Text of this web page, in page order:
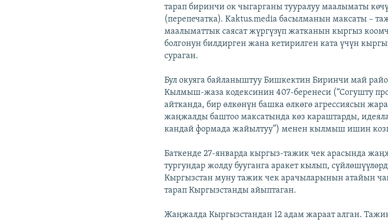
тарап биринчи ок чыгарганы тууралуу маалыматы
(перепечатка). Kaktus.media басылманын максаты –
маалыматтык саясат жүргүзүп жатканын кыргыз
болгонун билдирген жана кетирилген ката үчүн
сураган.
Бул окуяга байланыштуу Бишкектин Биринчи май
Кылмыш-жаза кодексинин 407-беренеси (“Согушту
айтканда, бир өлкөнүн башка өлкөгө агрессиясын
жаңжалды баштоо максатында көз караштарды,
кандай формада жайылтуу”) менен кылмыш ишин
Баткенде 27-январда кыргыз-тажик чек арасында
тургундар жолду бууганга аракет кылып,
Кыргызстан муну тажик чек арачыларынын атайын
тарап Кыргызстанды айыптаган.
Жаңжалда Кыргызстандан 12 адам жараат алган.